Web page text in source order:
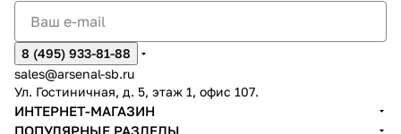
8 (495) 933-81-88
sales@arsenal-sb.ru
Ул. Гостиничная, д. 5, этаж 1, офис 107.
ИНТЕРНЕТ-МАГАЗИН
ПОПУЛЯРНЫЕ РАЗДЕЛЫ